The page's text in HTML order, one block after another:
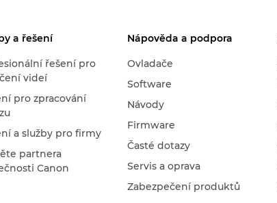
a řešení
řešení pro
videí
pro zpracování
a služby pro firmy
partnera
Canon
Nápověda a podpora
Ovladače
Software
Návody
Firmware
Časté dotazy
Servis a oprava
Zabezpečení produktů